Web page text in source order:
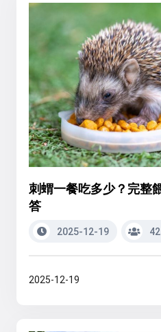
刺蝟一餐吃多少？完整
答
2025-12-19
2025-12-19